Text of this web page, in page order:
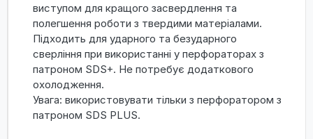
виступом для кращого засвердлення та
полегшення роботи з твердими матеріалами.
Підходить для ударного та безударного
сверління при використанні у перфораторах з
патроном SDS+. Не потребує додаткового
охолодження.
Увага: використовувати тільки з перфоратором з
патроном SDS PLUS.